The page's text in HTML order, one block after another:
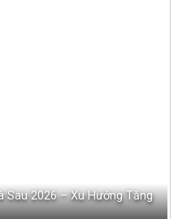
Sau 2026 – Xu Hướng Tăng